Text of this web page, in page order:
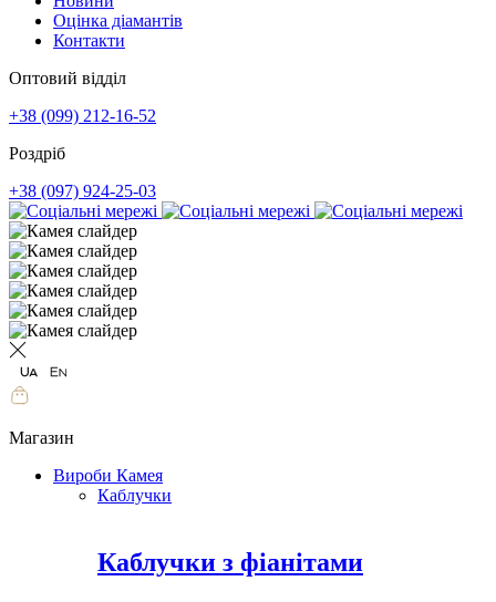
Оцінка діамантів
Контакти
Оптовий відділ
+38 (099) 212-16-52
Роздріб
+38 (097) 924-25-03
Магазин
Вироби Камея
Каблучки
Каблучки з фіанітами